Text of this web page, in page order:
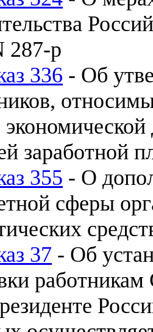
287-р
336 - Об
заработной
355 - О
сферы
37 - Об